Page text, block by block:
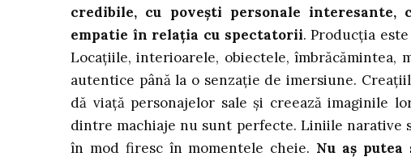
credibile, cu povești personale
empatie în relația cu spectatorii. Producția
Locațiile, interioarele, obiectele, îmbrăcămintea,
autentice până la o senzație de imersiune.
dă viață personajelor sale și creează imaginile
dintre machiaje nu sunt perfecte. Liniile narative
în mod firesc în momentele cheie. Nu aș